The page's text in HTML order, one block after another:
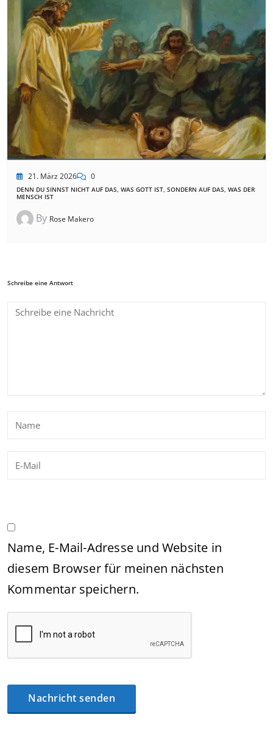
21. März 2026 0
DENN DU SINNST NICHT AUF DAS, WAS GOTT IST, SONDERN AUF DAS, WAS DER
MENSCH IST
By Rose Makero
Schreibe eine Antwort
Name, E-Mail-Adresse und Website in
diesem Browser für meinen nächsten
Kommentar speichern.